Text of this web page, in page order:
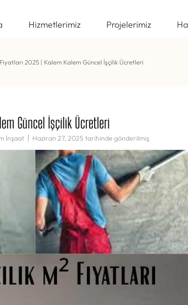
Hizmetlerimiz Projelerimiz
2025 | Kalem Kalem Güncel İşçilik Ücretleri
Güncel İşçilik Ücretleri
İnşaat Haziran 27, 2025 tarihinde gönderilmiş